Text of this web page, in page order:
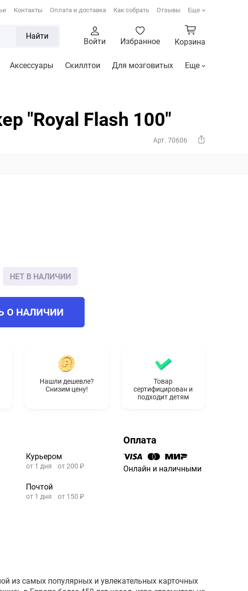
Контакты Оплата и доставка Как собрать Отзывы Еще
Найти
Войти Избранное Корзина
Аксессуары Скиллтои Для мозговитых Еще
"Royal Flash 100"
Арт. 70606
НЕТ В НАЛИЧИИ
О НАЛИЧИИ
Нашли дешевле?
Снизим цену!
Товар
сертифицирован и
подходит детям
Курьером
от 1 дня от 200 ₽
Почтой
от 1 дня от 150 ₽
Оплата
Онлайн и наличными
из самых популярных и увлекательных карточных